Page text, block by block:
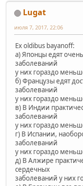
Lugat
июля 7, 2017, 22:06
Ex oldibus bayanoff:
a) Японцы едят
заболеваний
у них гораздо
б) Французы едят
заболеваний
у них гораздо
в) В Индии
заболеваний
у них гораздо
г) В Испании,
заболеваний
у них гораздо
д) В Алжире
сердечных
заболеваний у них